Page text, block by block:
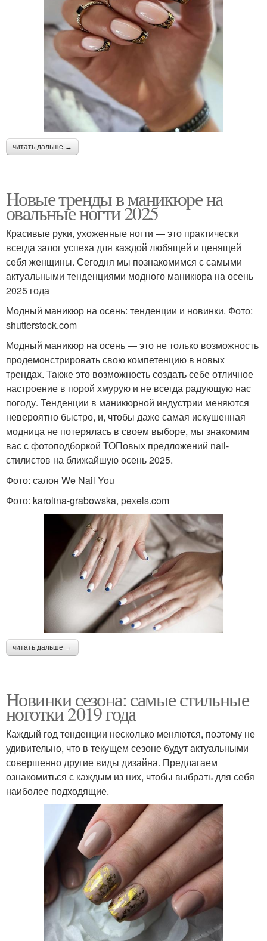
читать дальше →
Новые тренды в маникюре на
овальные ногти 2025
Красивые руки, ухоженные ногти — это практически
всегда залог успеха для каждой любящей и ценящей
себя женщины. Сегодня мы познакомимся с самыми
актуальными тенденциями модного маникюра на осень
2025 года
Модный маникюр на осень: тенденции и новинки. Фото:
shutterstock.com
Модный маникюр на осень — это не только возможность
продемонстрировать свою компетенцию в новых
трендах. Также это возможность создать себе отличное
настроение в порой хмурую и не всегда радующую нас
погоду. Тенденции в маникюрной индустрии меняются
невероятно быстро, и, чтобы даже самая искушенная
модница не потерялась в своем выборе, мы знакомим
вас с фотоподборкой ТОПовых предложений nail-
стилистов на ближайшую осень 2025.
Фото: салон We Nail You
Фото: karolina-grabowska, pexels.com
читать дальше →
Новинки сезона: самые стильные
ноготки 2019 года
Каждый год тенденции несколько меняются, поэтому не
удивительно, что в текущем сезоне будут актуальными
совершенно другие виды дизайна. Предлагаем
ознакомиться с каждым из них, чтобы выбрать для себя
наиболее подходящие.